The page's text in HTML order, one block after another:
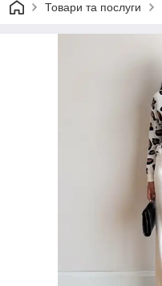
Товари та послуги